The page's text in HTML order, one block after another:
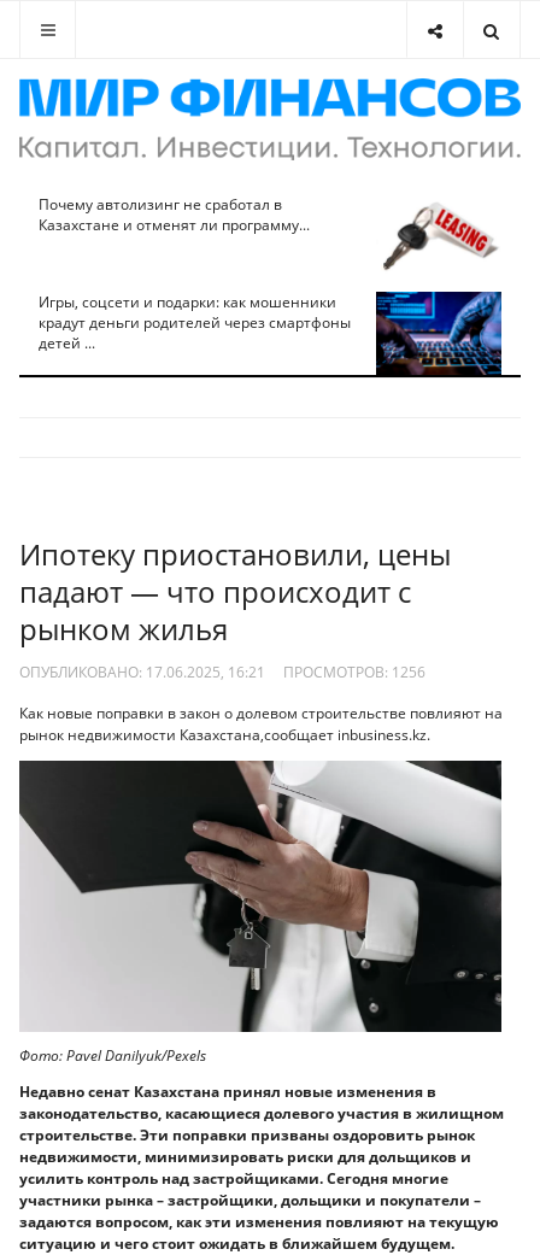
Почему автолизинг не сработал в
Казахстане и отменят ли программу...
Игры, соцсети и подарки: как мошенники
крадут деньги родителей через смартфоны
детей ...
Ипотеку приостановили, цены
падают — что происходит с
рынком жилья
ОПУБЛИКОВАНО: 17.06.2025, 16:21 ПРОСМОТРОВ: 1256
Как новые поправки в закон о долевом строительстве повлияют на
рынок недвижимости Казахстана,сообщает inbusiness.kz.
Фото: Pavel Danilyuk/Pexels
Недавно сенат Казахстана принял новые изменения в
законодательство, касающиеся долевого участия в жилищном
строительстве. Эти поправки призваны оздоровить рынок
недвижимости, минимизировать риски для дольщиков и
усилить контроль над застройщиками. Сегодня многие
участники рынка – застройщики, дольщики и покупатели –
задаются вопросом, как эти изменения повлияют на текущую
ситуацию и чего стоит ожидать в ближайшем будущем.